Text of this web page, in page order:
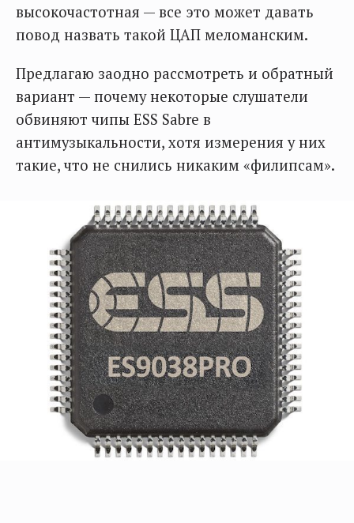
высокочастотная — все это может давать
повод назвать такой ЦАП меломанским.
Предлагаю заодно рассмотреть и обратный
вариант — почему некоторые слушатели
обвиняют чипы ESS Sabre в
антимузыкальности, хотя измерения у них
такие, что не снились никаким «филипсам».